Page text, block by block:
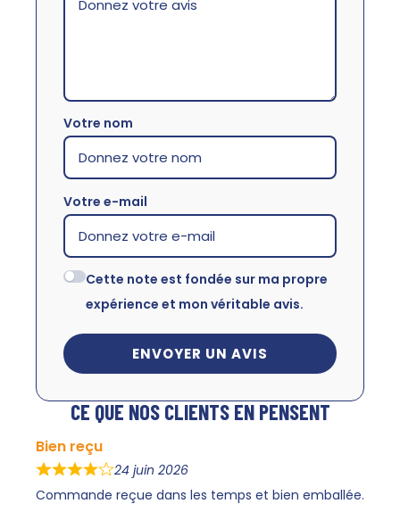
Votre nom
Votre e-mail
Cette note est fondée sur ma propre
expérience et mon véritable avis.
ENVOYER UN AVIS
CE QUE NOS CLIENTS EN PENSENT
Bien reçu
24 juin 2026
Commande reçue dans les temps et bien emballée.